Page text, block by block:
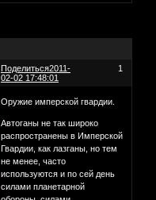
Поделиться 1
2011-
02-02 17:48:01
Оружие имперской гвардии.
Автоганы не так широко
распространены в Имперской
Гвардии, как лазганы, но тем
не менее, часто
используются и по сей день
силами планетарной